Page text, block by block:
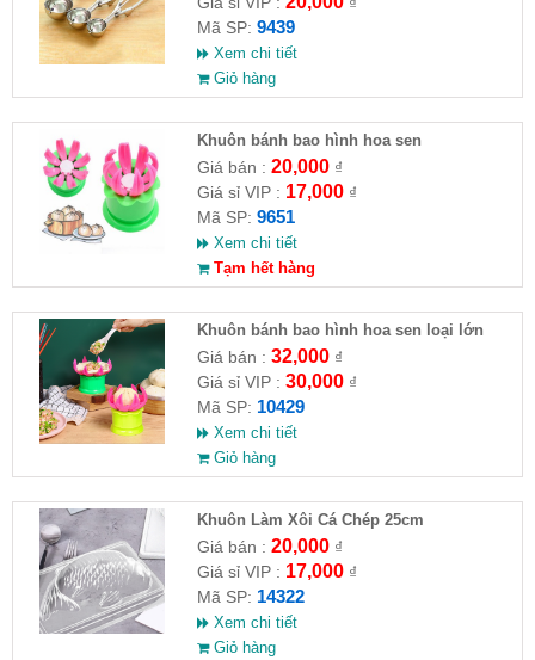
Mã SP: 9439
Xem chi tiết
Giỏ hàng
Khuôn bánh bao hình hoa sen
Giá bán : 20,000₫
Giá sỉ VIP : 17,000₫
Mã SP: 9651
Xem chi tiết
Tạm hết hàng
Khuôn bánh bao hình hoa sen loại lớn
Giá bán : 32,000₫
Giá sỉ VIP : 30,000₫
Mã SP: 10429
Xem chi tiết
Giỏ hàng
Khuôn Làm Xôi Cá Chép 25cm
Giá bán : 20,000₫
Giá sỉ VIP : 17,000₫
Mã SP: 14322
Xem chi tiết
Giỏ hàng